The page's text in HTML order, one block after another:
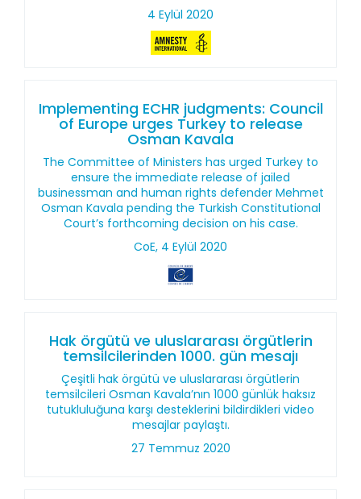
4 Eylül 2020
Implementing ECHR judgments: Council
of Europe urges Turkey to release
Osman Kavala
The Committee of Ministers has urged Turkey to
ensure the immediate release of jailed
businessman and human rights defender Mehmet
Osman Kavala pending the Turkish Constitutional
Court’s forthcoming decision on his case.
CoE, 4 Eylül 2020
Hak örgütü ve uluslararası örgütlerin
temsilcilerinden 1000. gün mesajı
Çeşitli hak örgütü ve uluslararası örgütlerin
temsilcileri Osman Kavala’nın 1000 günlük haksız
tutukluluğuna karşı desteklerini bildirdikleri video
mesajlar paylaştı.
27 Temmuz 2020